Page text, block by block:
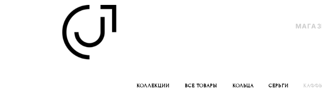
КОЛЛЕКЦИИ ВСЕ ТОВАРЫ КОЛЬЦА СЕРЬГИ